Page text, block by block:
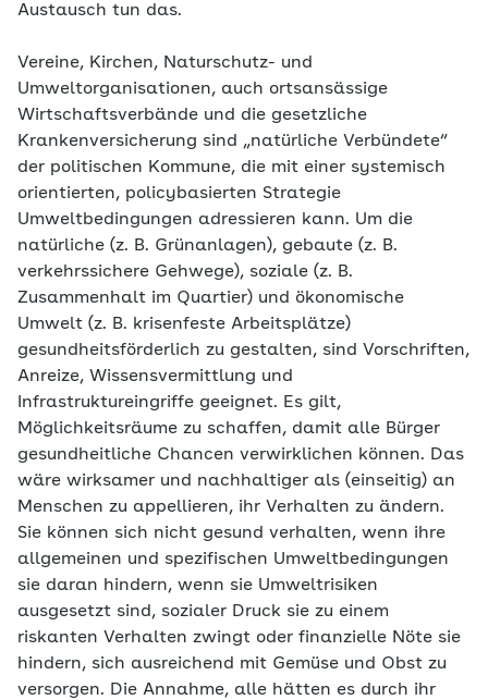
Austausch tun das.
Vereine, Kirchen, Naturschutz- und
Umweltorganisationen, auch ortsansässige
Wirtschaftsverbände und die gesetzliche
Krankenversicherung sind „natürliche Verbündete“
der politischen Kommune, die mit einer systemisch
orientierten, policybasierten Strategie
Umweltbedingungen adressieren kann. Um die
natürliche (z. B. Grünanlagen), gebaute (z. B.
verkehrssichere Gehwege), soziale (z. B.
Zusammenhalt im Quartier) und ökonomische
Umwelt (z. B. krisenfeste Arbeitsplätze)
gesundheitsförderlich zu gestalten, sind Vorschriften,
Anreize, Wissensvermittlung und
Infrastruktureingriffe geeignet. Es gilt,
Möglichkeitsräume zu schaffen, damit alle Bürger
gesundheitliche Chancen verwirklichen können. Das
wäre wirksamer und nachhaltiger als (einseitig) an
Menschen zu appellieren, ihr Verhalten zu ändern.
Sie können sich nicht gesund verhalten, wenn ihre
allgemeinen und spezifischen Umweltbedingungen
sie daran hindern, wenn sie Umweltrisiken
ausgesetzt sind, sozialer Druck sie zu einem
riskanten Verhalten zwingt oder finanzielle Nöte sie
hindern, sich ausreichend mit Gemüse und Obst zu
versorgen. Die Annahme, alle hätten es durch ihr